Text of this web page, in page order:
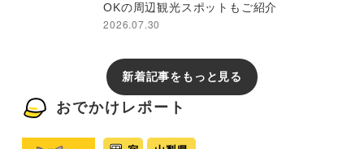
OKの周辺観光スポットもご紹介
2026.07.30
新着記事をもっと見る
おでかけレポート